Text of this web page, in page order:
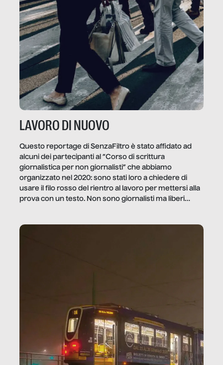
LAVORO DI NUOVO
Questo reportage di SenzaFiltro è stato affidato ad
alcuni dei partecipanti al “Corso di scrittura
giornalistica per non giornalisti” che abbiamo
organizzato nel 2020: sono stati loro a chiedere di
usare il filo rosso del rientro al lavoro per mettersi alla
prova con un testo. Non sono giornalisti ma liberi